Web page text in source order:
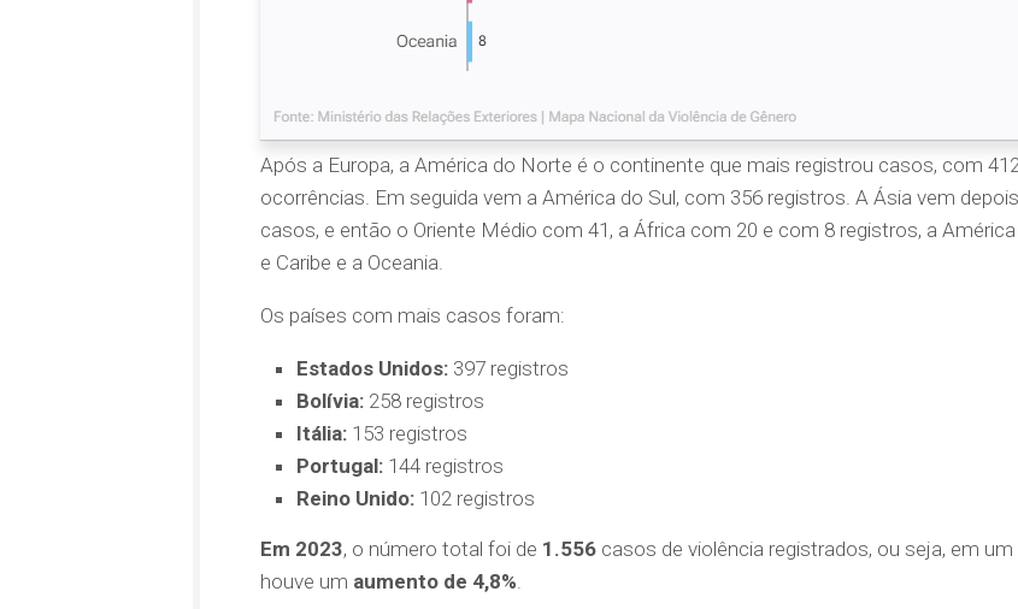
Após a Europa, a América do Norte é o continente que mais registrou casos, com 412
ocorrências. Em seguida vem a América do Sul, com 356 registros. A Ásia vem
casos, e então o Oriente Médio com 41, a África com 20 e com 8 registros, a América
e Caribe e a Oceania.
Os países com mais casos foram:
Estados Unidos: 397 registros
Bolívia: 258 registros
Itália: 153 registros
Portugal: 144 registros
Reino Unido: 102 registros
Em 2023, o número total foi de 1.556 casos de violência registrados, ou seja, em um
houve um aumento de 4,8%